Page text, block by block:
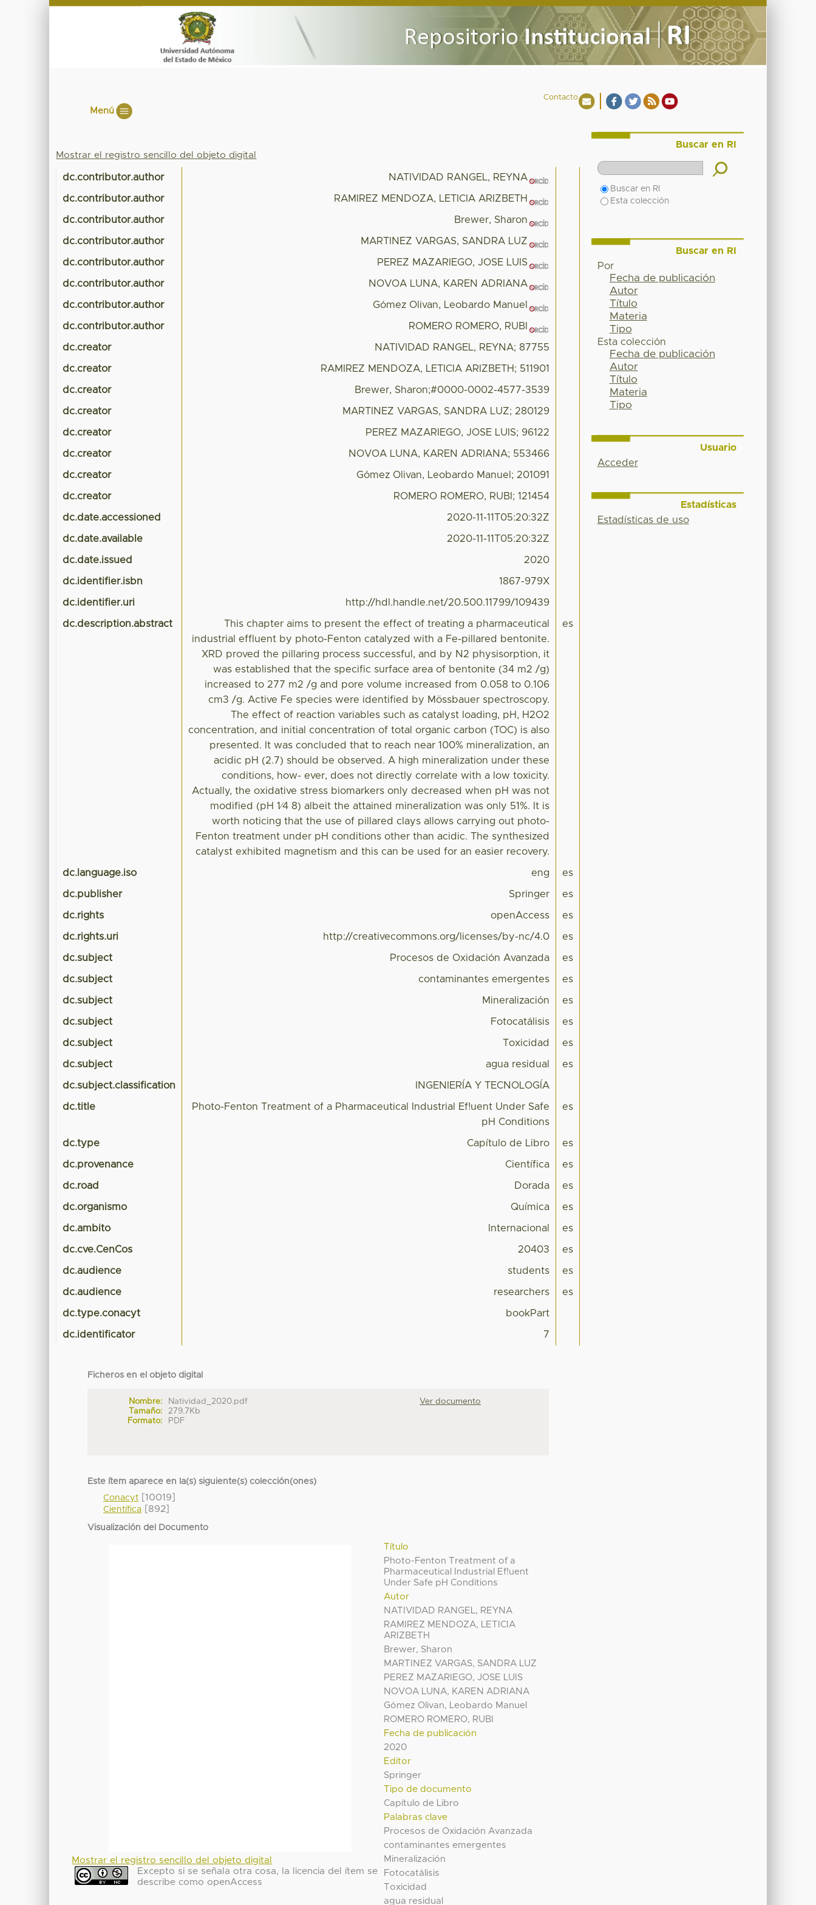
Contacto
Menú
Mostrar el registro sencillo del objeto digital
dc.contributor.author NATIVIDAD RANGEL, REYNA
dc.contributor.author RAMIREZ MENDOZA, LETICIA ARIZBETH
dc.contributor.author Brewer, Sharon
dc.contributor.author MARTINEZ VARGAS, SANDRA LUZ
dc.contributor.author PEREZ MAZARIEGO, JOSE LUIS
dc.contributor.author NOVOA LUNA, KAREN ADRIANA
dc.contributor.author Gómez Olivan, Leobardo Manuel
dc.contributor.author ROMERO ROMERO, RUBI
dc.creator NATIVIDAD RANGEL, REYNA; 87755
dc.creator RAMIREZ MENDOZA, LETICIA ARIZBETH; 511901
dc.creator Brewer, Sharon;#0000-0002-4577-3539
dc.creator MARTINEZ VARGAS, SANDRA LUZ; 280129
dc.creator PEREZ MAZARIEGO, JOSE LUIS; 96122
dc.creator NOVOA LUNA, KAREN ADRIANA; 553466
dc.creator Gómez Olivan, Leobardo Manuel; 201091
dc.creator ROMERO ROMERO, RUBI; 121454
dc.date.accessioned 2020-11-11T05:20:32Z
dc.date.available 2020-11-11T05:20:32Z
dc.date.issued 2020
dc.identifier.isbn 1867-979X
dc.identifier.uri http://hdl.handle.net/20.500.11799/109439
dc.description.abstract
This chapter aims to present the effect of treating a pharmaceutical
industrial effluent by photo-Fenton catalyzed with a Fe-pillared bentonite.
XRD proved the pillaring process successful, and by N2 physisorption, it
was established that the specific surface area of bentonite (34 m2 /g)
increased to 277 m2 /g and pore volume increased from 0.058 to 0.106
cm3 /g. Active Fe species were identified by Mössbauer spectroscopy.
The effect of reaction variables such as catalyst loading, pH, H2O2
concentration, and initial concentration of total organic carbon (TOC) is also
presented. It was concluded that to reach near 100% mineralization, an
acidic pH (2.7) should be observed. A high mineralization under these
conditions, how- ever, does not directly correlate with a low toxicity.
Actually, the oxidative stress biomarkers only decreased when pH was not
modified (pH 1⁄4 8) albeit the attained mineralization was only 51%. It is
worth noticing that the use of pillared clays allows carrying out photo-
Fenton treatment under pH conditions other than acidic. The synthesized
catalyst exhibited magnetism and this can be used for an easier recovery.
es
dc.language.iso eng es
dc.publisher Springer es
dc.rights openAccess es
dc.rights.uri http://creativecommons.org/licenses/by-nc/4.0 es
dc.subject Procesos de Oxidación Avanzada es
dc.subject contaminantes emergentes es
dc.subject Mineralización es
dc.subject Fotocatálisis es
dc.subject Toxicidad es
dc.subject agua residual es
dc.subject.classification INGENIERÍA Y TECNOLOGÍA
dc.title
Photo-Fenton Treatment of a Pharmaceutical Industrial Ef!uent Under Safe
pH Conditions
es
dc.type Capítulo de Libro es
dc.provenance Científica es
dc.road Dorada es
dc.organismo Química es
dc.ambito Internacional es
dc.cve.CenCos 20403 es
dc.audience students es
dc.audience researchers es
dc.type.conacyt bookPart
dc.identificator 7
Ficheros en el objeto digital
Nombre:
Natividad_2020.pdf
Tamaño:
279.7Kb
Formato:
PDF
Ver documento
Este ítem aparece en la(s) siguiente(s) colección(ones)
Conacyt [10019]
Científica [892]
Visualización del Documento
Título
Photo-Fenton Treatment of a
Pharmaceutical Industrial Ef!uent
Under Safe pH Conditions
Autor
NATIVIDAD RANGEL, REYNA
RAMIREZ MENDOZA, LETICIA
ARIZBETH
Brewer, Sharon
MARTINEZ VARGAS, SANDRA LUZ
PEREZ MAZARIEGO, JOSE LUIS
NOVOA LUNA, KAREN ADRIANA
Gómez Olivan, Leobardo Manuel
ROMERO ROMERO, RUBI
Fecha de publicación
2020
Editor
Springer
Tipo de documento
Capítulo de Libro
Palabras clave
Procesos de Oxidación Avanzada
contaminantes emergentes
Mineralización
Fotocatálisis
Toxicidad
agua residual
Mostrar el registro sencillo del objeto digital
Excepto si se señala otra cosa, la licencia del ítem se
describe como openAccess
Buscar en RI
Buscar en RI
Esta colección
Buscar en RI
Por
Fecha de publicación
Autor
Título
Materia
Tipo
Esta colección
Fecha de publicación
Autor
Título
Materia
Tipo
Usuario
Acceder
Estadísticas
Estadísticas de uso